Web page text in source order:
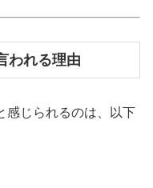
われる理由
感じられるのは、以下